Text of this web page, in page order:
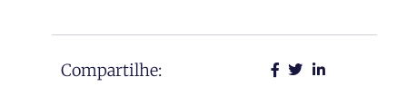
Compartilhe: